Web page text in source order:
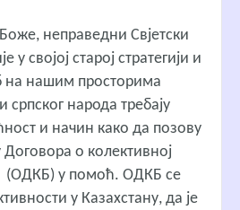
неправедни Свјетски
у својој старој стратегији и
на нашим просторима
српског народа требају
и начин како да позову
Договора о колективној
(ОДКБ) у помоћ. ОДКБ се
у Казахстану, да је